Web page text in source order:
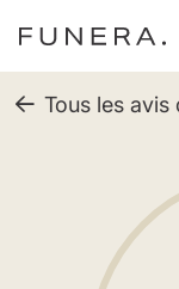
Tous les avis